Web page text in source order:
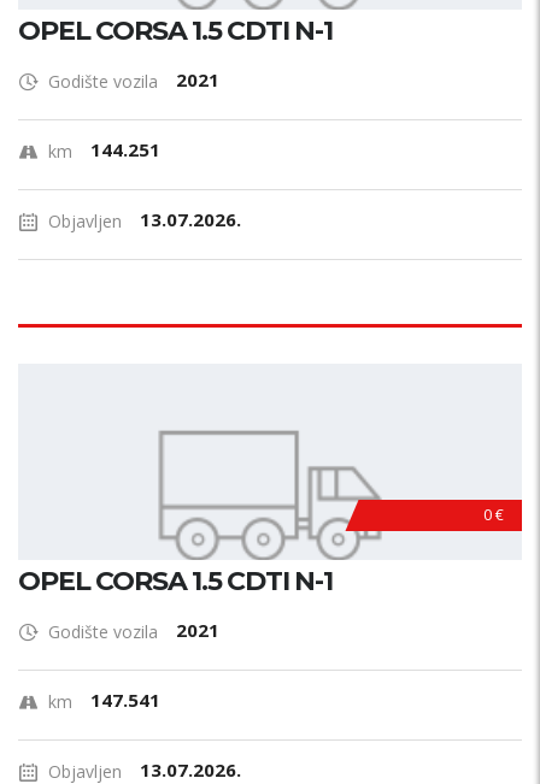
OPEL CORSA 1.5 CDTI N-1
Godište vozila 2021
km 144.251
Objavljen 13.07.2026.
0 €
OPEL CORSA 1.5 CDTI N-1
Godište vozila 2021
km 147.541
Objavljen 13.07.2026.